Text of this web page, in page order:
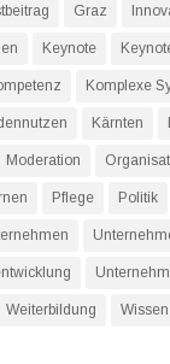
Graz
Keynote
Komplexe
Kärnten
Moderation
Pflege Politik
Weiterbildung Wissen